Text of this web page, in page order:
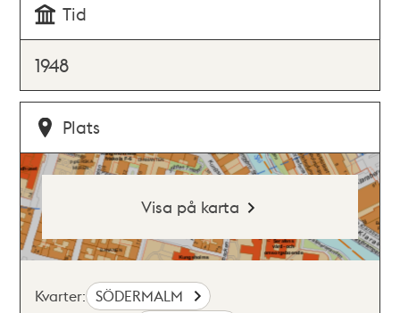
Tid
1948
Plats
Visa på karta
Kvarter: SÖDERMALM